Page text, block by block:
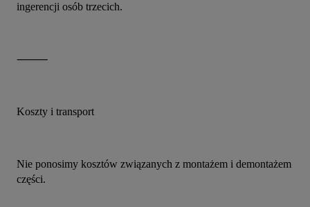
ingerencji osób trzecich.
⸻
Koszty i transport
Nie ponosimy kosztów związanych z montażem i demontażem
części.